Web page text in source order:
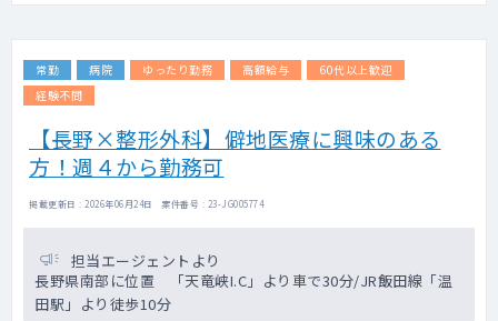
常勤 病院 ゆったり勤務 高額給与
60代以上歓迎
経験不問
【長野×整形外科】僻地医療に興味のある
方！週４から勤務可
掲載更新日 : 2026年06月24日 案件番号 : 23-JG005774
担当エージェントより
長野県南部に位置 「天竜峡I.C」より車で30分/JR飯田線「温
田駅」より徒歩10分